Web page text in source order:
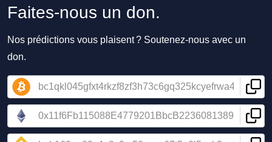
Faites-nous un don.
Nos prédictions vous plaisent ? Soutenez-nous avec un
don.